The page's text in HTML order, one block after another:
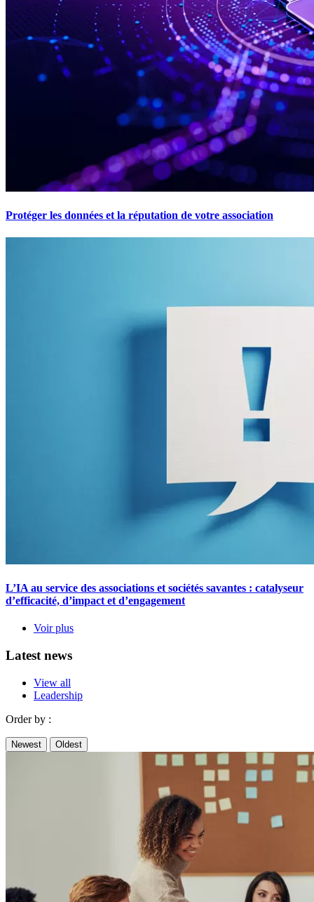
Protéger les données et la réputation de votre association
L’IA au service des associations et sociétés savantes : catalyseur
d’efficacité, d’impact et d’engagement
Voir plus
Latest news
View all
Leadership
Order by :
Newest Oldest